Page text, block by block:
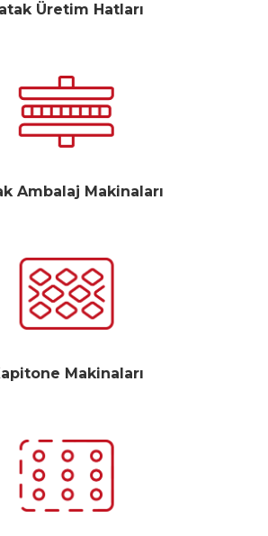
Üretim Hatları
Ambalaj Makinaları
Makinaları